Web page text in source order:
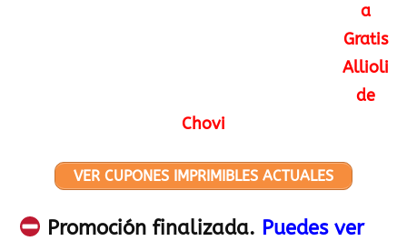
a
Gratis
Allioli
de
Chovi
VER CUPONES IMPRIMIBLES ACTUALES
Promoción finalizada. Puedes ver